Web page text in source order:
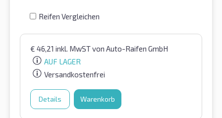
Reifen Vergleichen
€ 46,21 inkl. MwSTvon Auto-Raifen GmbH
AUF LAGER
Versandkostenfrei
Details Warenkorb